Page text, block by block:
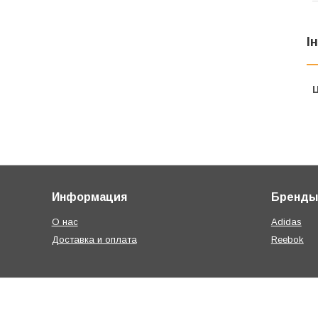
Информация
О нас
Доставка и оплата
Бренды
Adidas
Reebok